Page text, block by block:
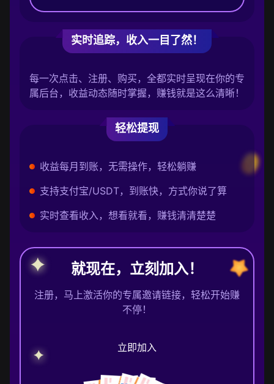
实时追踪，收入一目了然！
每一次点击、注册、购买，全都实时呈现在你的专
属后台，收益动态随时掌握，赚钱就是这么清晰！
轻松提现
收益每月到账，无需操作，轻松躺赚
支持支付宝/USDT，到账快，方式你说了算
实时查看收入，想看就看，赚钱清清楚楚
就现在，立刻加入！
注册，马上激活你的专属邀请链接，轻松开始赚
不停！
立即加入